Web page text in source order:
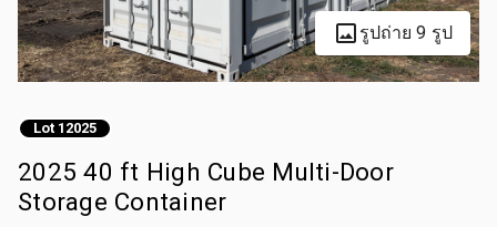
รูปถ่าย 9 รูป
Lot 12025
2025 40 ft High Cube Multi-Door
Storage Container